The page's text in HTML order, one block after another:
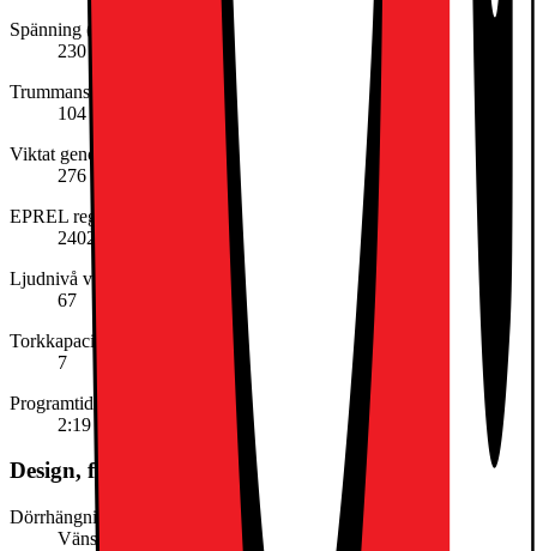
Spänning (V)
230
Trummans volym (liter)
104
Viktat genomsnitt för energianvändning per 100 torkcykler i kWh
276
EPREL registreringsnummer
2402602
Ljudnivå vid torkning (dB)
67
Torkkapacitet (kg)
7
Programtid för eco-programmet och full last i timmar och minuter
2:19
Design, form och placering
Dörrhängning
Vänster omhängbar